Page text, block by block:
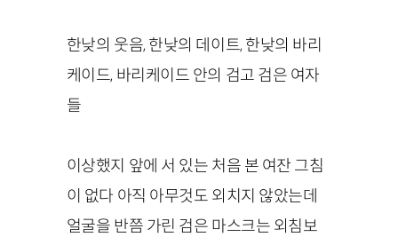
한낮의 웃음, 한낮의 데이트, 한낮의 바리
케이드, 바리케이드 안의 검고 검은 여자
들
이상했지 앞에 서 있는 처음 본 여잔 그침
이 없다 아직 아무것도 외치지 않았는데
얼굴을 반쯤 가린 검은 마스크는 외침보